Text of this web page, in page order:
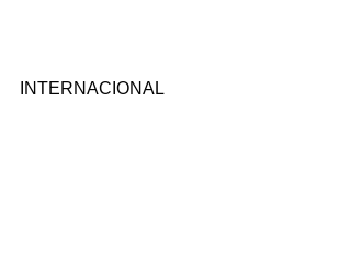
INTERNACIONAL